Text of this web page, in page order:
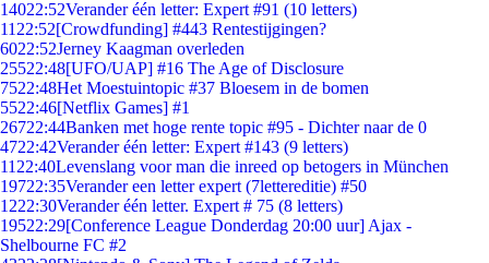
14022:52Verander één letter: Expert #91 (10 letters)
11 22:52[Crowdfunding] #443 Rentestijgingen?
6022:52Jerney Kaagman overleden
25522:48[UFO/UAP] #16 The Age of Disclosure
7522:48Het Moestuintopic #37 Bloesem in de bomen
5522:46[Netflix Games] #1
26722:44Banken met hoge rente topic #95 - Dichter naar de 0
4722:42Verander één letter: Expert #143 (9 letters)
11 22:40Levenslang voor man die inreed op betogers in München
19722:35Verander een letter expert (7lettereditie) #50
1222:30Verander één letter. Expert # 75 (8 letters)
19522:29[Conference League Donderdag 20:00 uur] Ajax -
Shelbourne FC #2